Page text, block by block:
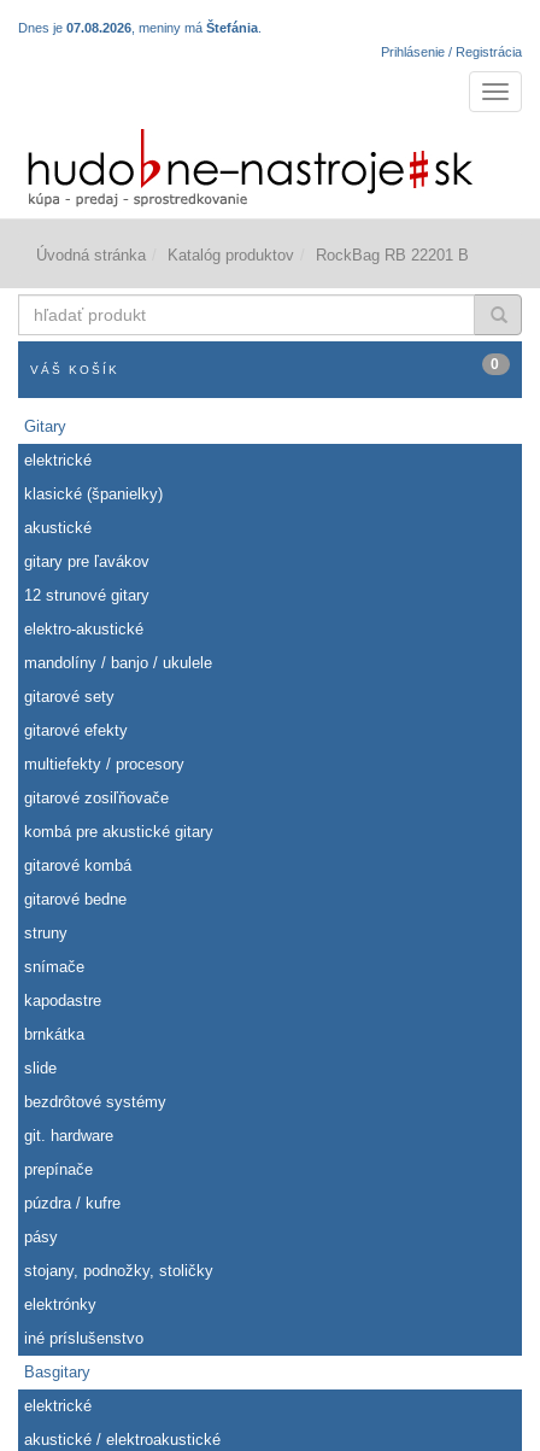
Dnes je 07.08.2026 , meniny má Štefánia
Prihlásenie / Registrácia
Úvodná stránka Katalóg produktov RockBag RB 22201 B
produkt
VÁŠ KOŠÍK 0
Gitary
elektrické
klasické (španielky)
akustické
gitary pre ľavákov
12 strunové gitary
elektro-akustické
mandolíny / banjo / ukulele
gitarové sety
gitarové efekty
multiefekty / procesory
gitarové zosiľňovače
kombá pre akustické gitary
gitarové kombá
gitarové bedne
struny
snímače
kapodastre
brnkátka
slide
bezdrôtové systémy
git. hardware
prepínače
púzdra / kufre
pásy
stojany, podnožky, stoličky
elektrónky
iné príslušenstvo
Basgitary
elektrické
akustické / elektroakustické